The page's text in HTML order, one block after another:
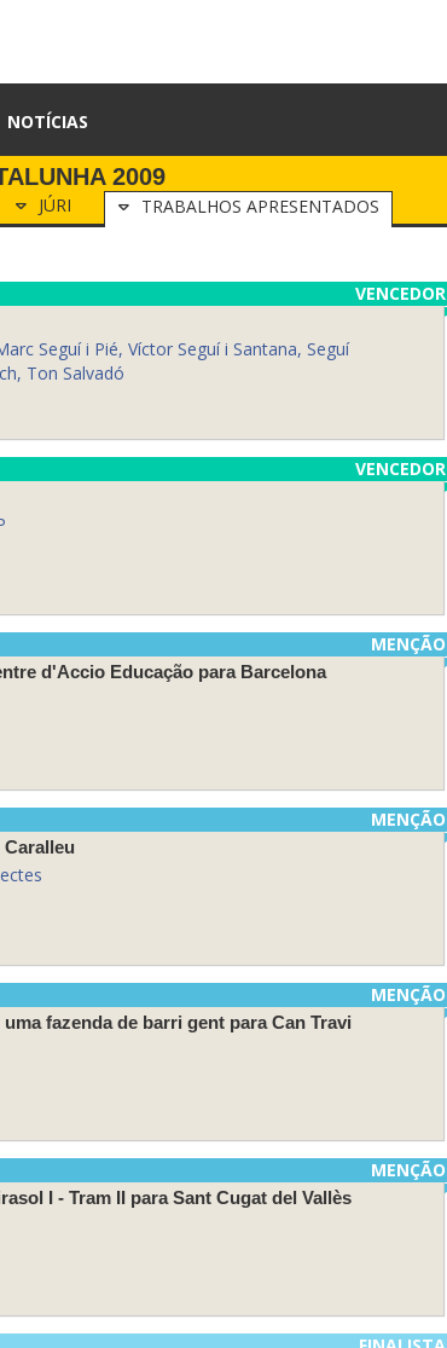
NOTÍCIAS
2009
JÚRI TRABALHOS APRESENTADOS
VENCEDOR
Seguí i Pié, Víctor Seguí i Santana, Seguí
Ton Salvadó
VENCEDOR
MENÇÃO
d'Accio Educação para Barcelona
MENÇÃO
MENÇÃO
fazenda de barri gent para Can Travi
MENÇÃO
I - Tram II para Sant Cugat del Vallès